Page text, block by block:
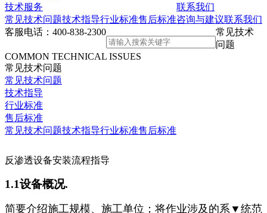
技术服务
常见技术问题技术指导行业标准售后标准
联系我们
咨询与建议联系我们
客服电话： 400-838-2300
常见技术
问题
COMMON TECHNICAL ISSUES
常见技术问题
常见技术问题
技术指导
行业标准
售后标准
常见技术问题技术指导行业标准售后标准
反渗透设备安装流程指导
1.1设备概况.
简要介绍施工规模、施工单位；将作业涉及的系▼统范